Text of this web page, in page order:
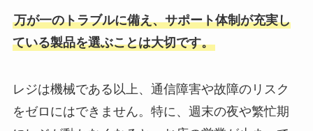
万が一のトラブルに備え、サポート体制が充実し
ている製品を選ぶことは大切です。
レジは機械である以上、通信障害や故障のリスク
をゼロにはできません。特に、週末の夜や繁忙期